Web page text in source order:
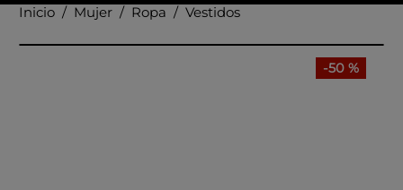
Mujer
Ropa Vestidos
-50 %